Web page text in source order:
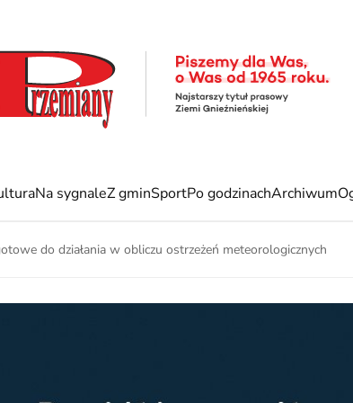
Na sygnaleZ gminSportPo godzinachArchiwum
do działania w obliczu ostrzeżeń meteorologicznych